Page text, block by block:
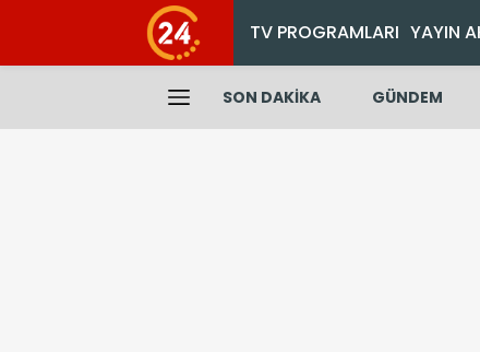
TV PROGRAMLARI YAYIN
SON DAKİKA GÜNDEM